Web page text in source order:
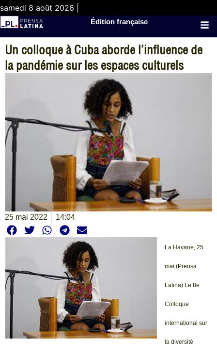
samedi 8 août 2026 |
Édition française
Un colloque à Cuba aborde l’influence de
la pandémie sur les espaces culturels
25 mai 2022 14:04
La Havane, 25
mai (Prensa
Latina) Le 8e
Colloque
international sur
la diversité